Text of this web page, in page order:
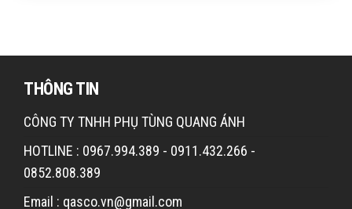
THÔNG TIN
CÔNG TY TNHH PHỤ TÙNG QUANG ÁNH
HOTLINE : 0967.994.389 - 0911.432.266 -
0852.808.389
Email : qasco.vn@gmail.com